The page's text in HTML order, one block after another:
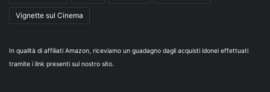
Vignette sul Cinema
In qualità di affiliati Amazon, riceviamo un guadagno dagli acquisti idonei effettuati
tramite i link presenti sul nostro sito.